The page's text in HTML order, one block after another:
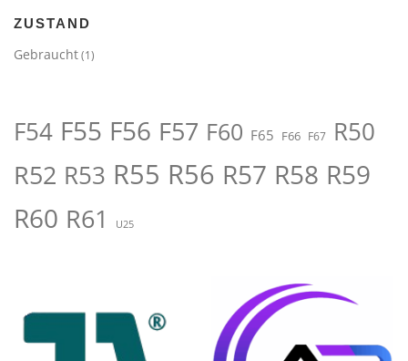
ZUSTAND
Gebraucht(1)
F54 F55 F56 F57 F60 F65 F66 F67 R50
R52 R53 R55 R56 R57 R58 R59
R60 R61 U25